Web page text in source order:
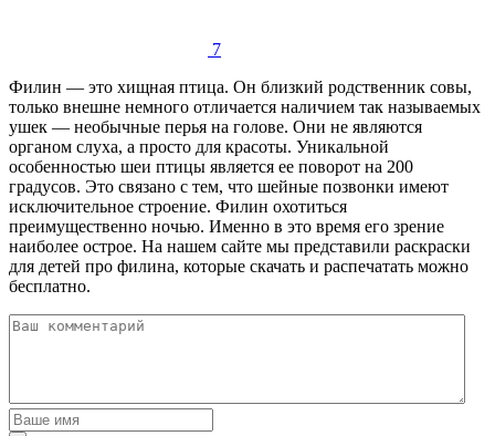
7
Филин — это хищная птица. Он близкий родственник совы,
только внешне немного отличается наличием так называемых
ушек — необычные перья на голове. Они не являются
органом слуха, а просто для красоты. Уникальной
особенностью шеи птицы является ее поворот на 200
градусов. Это связано с тем, что шейные позвонки имеют
исключительное строение. Филин охотиться
преимущественно ночью. Именно в это время его зрение
наиболее острое. На нашем сайте мы представили раскраски
для детей про филина, которые скачать и распечатать можно
бесплатно.